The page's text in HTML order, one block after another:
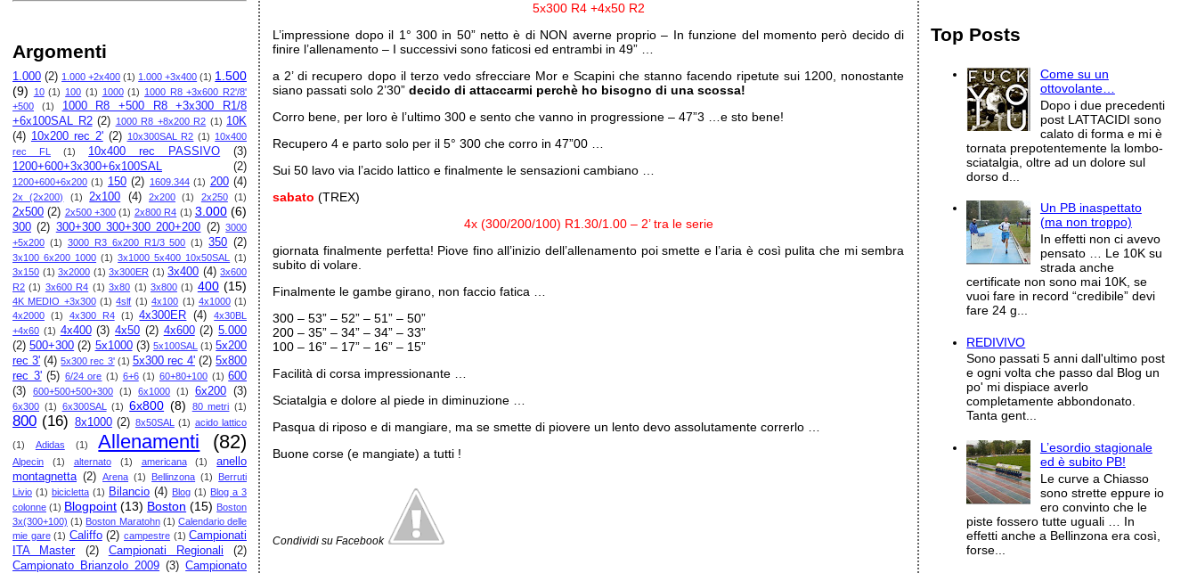
Argomenti
1.000 (2) 1.000 +2x400 (1) 1.000 +3x400 (1) 1.500
(9)
10 (1) 100 (1) 1000 (1) 1000 R8 +3x600 R2'/8'
+500
(1)
1000 R8 +500 R8 +3x300 R1/8
+6x100SAL R2 (2) 1000 R8 +8x200 R2 (1) 10K
(4) 10x200 rec 2' (2) 10x300SAL R2 (1) 10x400
rec FL
(1) 10x400 rec PASSIVO
(3)
1200+600+3x300+6x100SAL
(2)
1200+600+6x200 (1) 150 (2) 1609.344 (1) 200 (4)
2x (2x200) (1) 2x100 (4) 2x200 (1) 2x250 (1)
2x500 (2) 2x500 +300 (1) 2x800 R4 (1) 3.000 (6)
300 (2) 300+300 300+300 200+200 (2) 3000
+5x200 (1) 3000 R3 6x200 R1/3 500 (1) 350 (2)
3x100 6x200 1000 (1) 3x1000 5x400 10x50SAL
(1)
3x150 (1) 3x2000 (1) 3x300ER (1) 3x400 (4) 3x600
R2 (1) 3x600 R4 (1) 3x80 (1) 3x800 (1) 400 (15)
4K MEDIO +3x300 (1) 4slf (1) 4x100 (1) 4x1000 (1)
4x2000 (1) 4x300 R4 (1) 4x300ER (4)
4x30BL
+4x60 (1) 4x400 (3) 4x50 (2) 4x600 (2) 5.000
(2) 500+300 (2) 5x1000 (3) 5x100SAL (1) 5x200
rec 3' (4) 5x300 rec 3' (1) 5x300 rec 4' (2) 5x800
rec 3' (5) 6/24 ore (1) 6+6 (1) 60+80+100 (1) 600
(3)
600+500+500+300 (1) 6x1000 (1) 6x200 (3)
6x300 (1) 6x300SAL (1) 6x800 (8) 80 metri (1)
800 (16) 8x1000 (2) 8x50SAL (1) acido lattico
(1) Adidas (1) Allenamenti (82)
Alpecin (1) alternato (1) americana (1)
anello
montagnetta (2) Arena (1) Bellinzona (1)
Berruti
Livio (1) bicicletta (1) Bilancio (4) Blog (1) Blog a 3
colonne (1) Blogpoint (13) Boston (15) Boston
3x(300+100) (1) Boston Maratohn (1) Calendario delle
mie gare (1) Califfo (2) campestre (1) Campionati
ITA Master
(2) Campionati Regionali
(2)
Campionato Brianzolo 2009 (3) Campionato
5x300 R4 +4x50 R2
L’impressione dopo il 1° 300 in 50” netto è di NON averne proprio – In funzione del momento però decido di
finire l’allenamento – I successivi sono faticosi ed entrambi in 49” …
a 2’ di recupero dopo il terzo vedo sfrecciare Mor e Scapini che stanno facendo ripetute sui 1200, nonostante
siano passati solo 2’30”decido di attaccarmi perchè ho bisogno di una scossa!
Corro bene, per loro è l’ultimo 300 e sento che vanno in progressione – 47”3 …e sto bene!
Recupero 4 e parto solo per il 5° 300 che corro in 47”00 …
Sui 50 lavo via l’acido lattico e finalmente le sensazioni cambiano …
sabato (TREX)
4x (300/200/100) R1.30/1.00 – 2’ tra le serie
giornata finalmente perfetta! Piove fino all’inizio dell’allenamento poi smette e l’aria è così pulita che mi sembra
subito di volare.
Finalmente le gambe girano, non faccio fatica …
300 – 53” – 52” – 51” – 50”
200 – 35” – 34” – 34” – 33”
100 – 16” – 17” – 16” – 15”
Facilità di corsa impressionante …
Sciatalgia e dolore al piede in diminuzione …
Pasqua di riposo e di mangiare, ma se smette di piovere un lento devo assolutamente correrlo …
Buone corse (e mangiate) a tutti !
Condividi su Facebook
Top Posts
Come su un
ottovolante…
Dopo i due precedenti
post LATTACIDI sono
calato di forma e mi è
tornata prepotentemente la lombo-
sciatalgia, oltre ad un dolore sul
dorso d...
Un PB inaspettato
(ma non troppo)
In effetti non ci avevo
pensato … Le 10K su
strada anche
certificate non sono mai 10K, se
vuoi fare in record “credibile” devi
fare 24 g...
REDIVIVO
Sono passati 5 anni dall'ultimo post
e ogni volta che passo dal Blog un
po' mi dispiace averlo
completamente abbondonato.
Tanta gent...
L’esordio stagionale
ed è subito PB!
Le curve a Chiasso
sono strette eppure io
ero convinto che le
piste fossero tutte uguali … In
effetti anche a Bellinzona era così,
forse...